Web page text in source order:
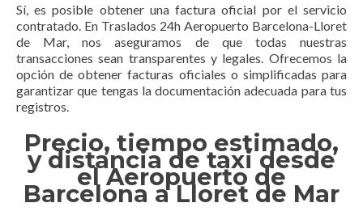
Sí, es posible obtener una factura oficial por el servicio
contratado. En Traslados 24h Aeropuerto Barcelona-Lloret
de Mar, nos aseguramos de que todas nuestras
transacciones sean transparentes y legales. Ofrecemos la
opción de obtener facturas oficiales o simplificadas para
garantizar que tengas la documentación adecuada para tus
registros.
Precio, tiempo estimado,
y distancia de taxi desde
el Aeropuerto de
Barcelona a Lloret de Mar